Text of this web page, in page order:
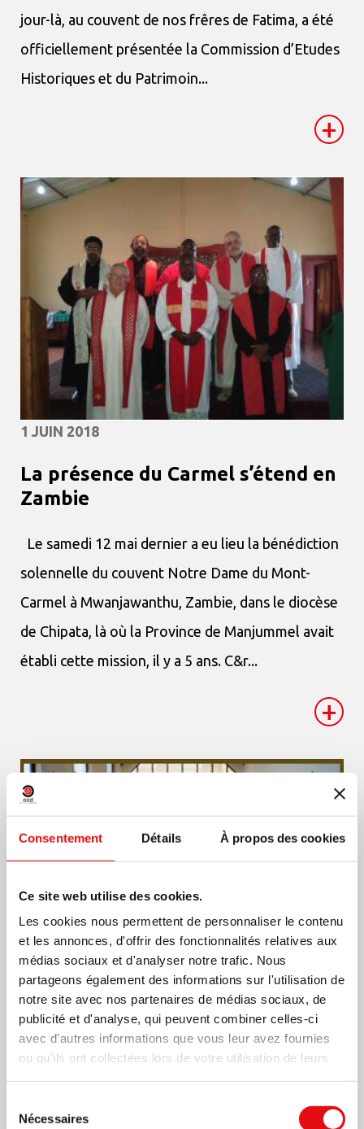
Consentement Détails À propos des cookies
Ce site web utilise des cookies.
Les cookies nous permettent de personnaliser le contenu
et les annonces, d'offrir des fonctionnalités relatives aux
médias sociaux et d'analyser notre trafic. Nous
partageons également des informations sur l'utilisation de
notre site avec nos partenaires de médias sociaux, de
publicité et d'analyse, qui peuvent combiner celles-ci
avec d'autres informations que vous leur avez fournies
ou qu'ils ont collectées lors de votre utilisation de leurs
Nécessaires
jour-là, au couvent de nos frêres de Fatima, a été
officiellement présentée la Commission d’Etudes
Historiques et du Patrimoin...
+
1 JUIN 2018
La présence du Carmel s’étend en
Zambie
Le samedi 12 mai dernier a eu lieu la bénédiction
solennelle du couvent Notre Dame du Mont-
Carmel à Mwanjawanthu, Zambie, dans le diocèse
de Chipata, là où la Province de Manjummel avait
établi cette mission, il y a 5 ans. C&r...
+
1 JUIN 2018
Le Carmel thérésien féminin au
Chili